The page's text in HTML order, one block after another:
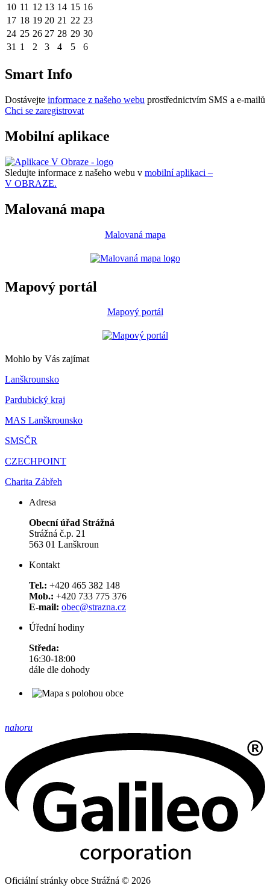
10 11 12 13 14 15 16
17 18 19 20 21 22 23
24 25 26 27 28 29 30
31 1 2 3 4 5 6
Smart Info
Dostávejte informace z našeho webu prostřednictvím SMS a e-mailů
Chci se zaregistrovat
Mobilní aplikace
Sledujte informace z našeho webu v mobilní aplikaci –
V OBRAZE.
Malovaná mapa
Malovaná mapa
Mapový portál
Mapový portál
Mohlo by Vás zajímat
Lanškrounsko
Pardubický kraj
MAS Lanškrounsko
SMSČR
CZECHPOINT
Charita Zábřeh
Adresa
Obecní úřad Strážná
Strážná č.p. 21
563 01 Lanškroun
Kontakt
Tel.: +420 465 382 148
Mob.: +420 733 775 376
E-mail: obec@strazna.cz
Úřední hodiny
Středa:
16:30-18:00
dále dle dohody
nahoru
Oficiální stránky obce Strážná © 2026